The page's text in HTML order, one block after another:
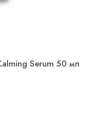
Serum 50 мл